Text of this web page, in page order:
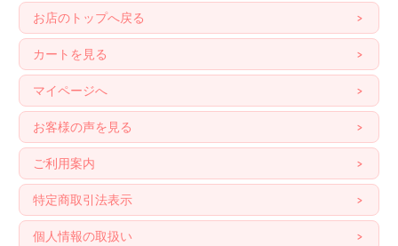
お店のトップへ戻る
カートを見る
マイページへ
お客様の声を見る
ご利用案内
特定商取引法表示
個人情報の取扱い